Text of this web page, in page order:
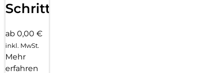
Schritten
ab 0,00 €
inkl. MwSt.
Mehr
erfahren